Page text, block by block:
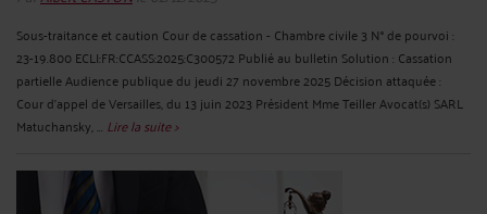
Sous-traitance et caution Cour de cassation - Chambre civile 3 N° de pourvoi :
23-19.800 ECLI:FR:CCASS:2025:C300572 Publié au bulletin Solution : Cassation
partielle Audience publique du jeudi 27 novembre 2025 Décision attaquée :
Cour d'appel de Versailles, du 13 juin 2023 Président Mme Teiller Avocat(s) SARL
Matuchansky, ... Lire la suite >